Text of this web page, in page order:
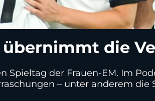
übernimmt die
Spieltag der Frauen-EM. Im
– unter anderem die